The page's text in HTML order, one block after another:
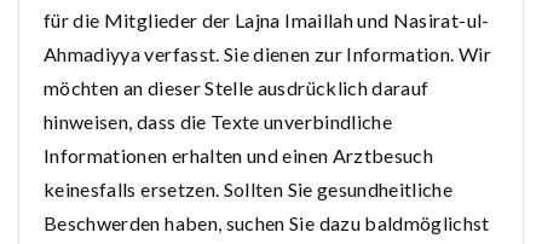
für die Mitglieder der Lajna Imaillah und Nasirat-ul-
Ahmadiyya verfasst. Sie dienen zur Information. Wir
möchten an dieser Stelle ausdrücklich darauf
hinweisen, dass die Texte unverbindliche
Informationen erhalten und einen Arztbesuch
keinesfalls ersetzen. Sollten Sie gesundheitliche
Beschwerden haben, suchen Sie dazu baldmöglichst